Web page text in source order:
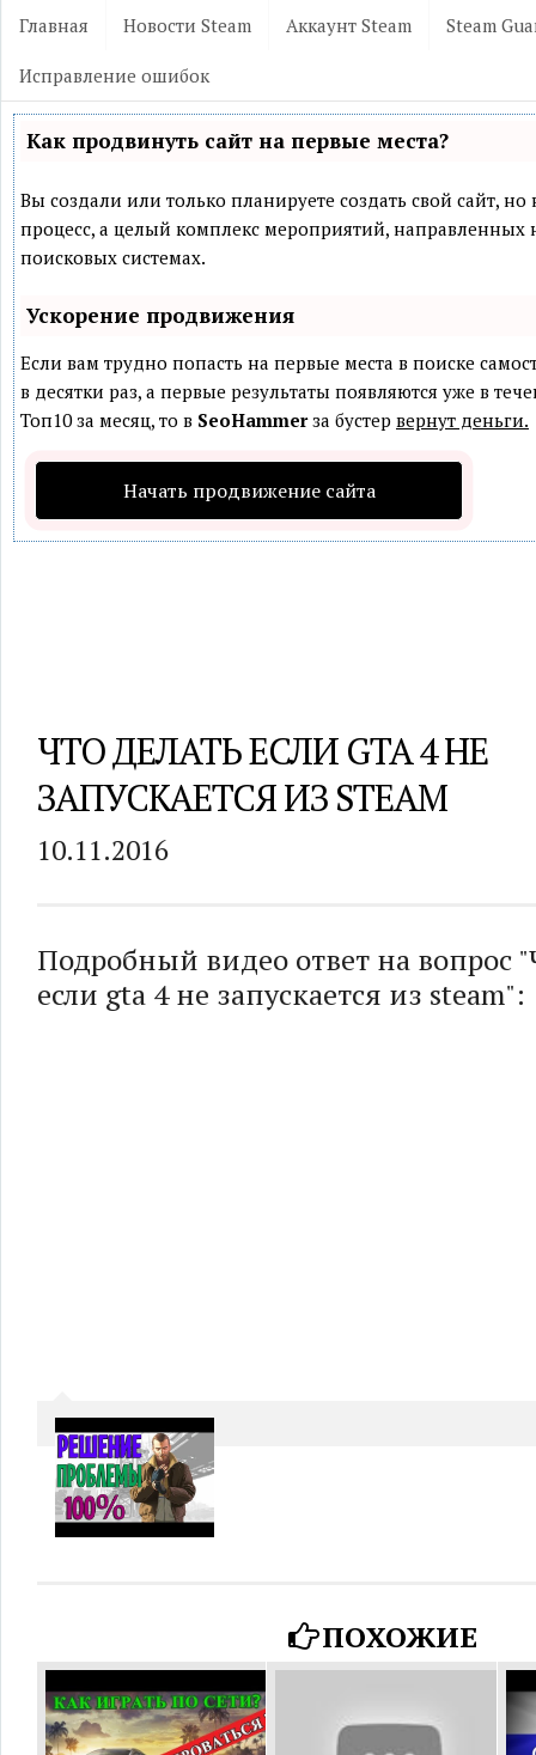
Главная Новости Steam Аккаунт Steam Steam
Исправление ошибок
Как продвинуть сайт на первые места?
Вы создали или только планируете создать свой сайт,
процесс, а целый комплекс мероприятий,
поисковых системах.
Ускорение продвижения
Если вам трудно попасть на первые места в поиске
в десятки раз, а первые результаты появляются уже в
Топ10 за месяц, то в SeoHammerза бустер вернут деньги.
Начать продвижение сайта
ЧТО ДЕЛАТЬ ЕСЛИ GTA 4 НЕ
ЗАПУСКАЕТСЯ ИЗ STEAM
10.11.2016
Подробный видео ответ на вопрос
если gta 4 не запускается из steam":
ПОХОЖИЕ